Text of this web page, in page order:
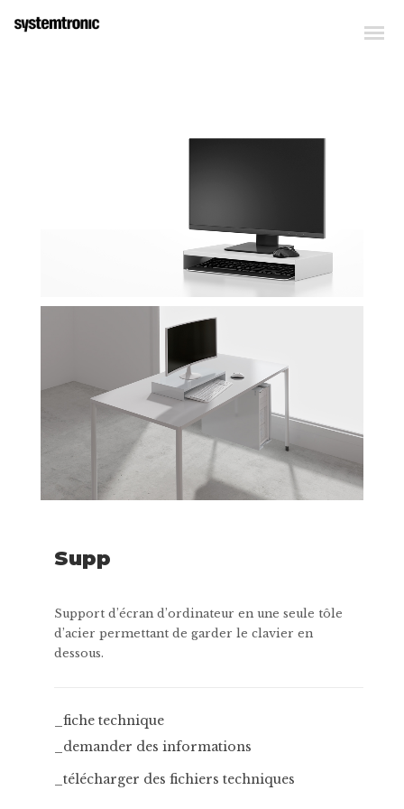
Supp
Support d’écran d’ordinateur en une seule tôle
d’acier permettant de garder le clavier en
dessous.
_fiche technique
_demander des informations
_télécharger des fichiers techniques